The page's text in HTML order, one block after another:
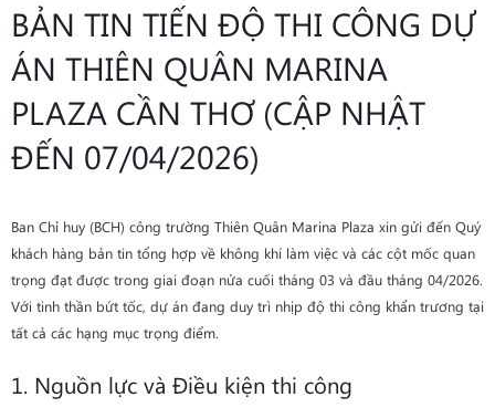
BẢN TIN TIẾN ĐỘ THI CÔNG DỰ
ÁN THIÊN QUÂN MARINA
PLAZA CẦN THƠ (CẬP NHẬT
ĐẾN 07/04/2026)
Ban Chỉ huy (BCH) công trường Thiên Quân Marina Plaza xin gửi đến Quý
khách hàng bản tin tổng hợp về không khí làm việc và các cột mốc quan
trọng đạt được trong giai đoạn nửa cuối tháng 03 và đầu tháng 04/2026.
Với tinh thần bứt tốc, dự án đang duy trì nhịp độ thi công khẩn trương tại
tất cả các hạng mục trọng điểm.
1. Nguồn lực và Điều kiện thi công